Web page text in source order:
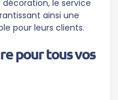
le service
ainsi une
pour leurs clients.
pour tous vos